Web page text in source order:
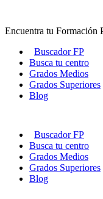
contenido
Encuentra tu Formación
Buscador FP
Busca tu centro
Grados Medios
Grados Superiores
Blog
Buscador FP
Busca tu centro
Grados Medios
Grados Superiores
Blog